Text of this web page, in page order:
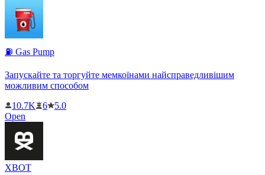
⛽️ Gas Pump
Запускайте та торгуйте мемкоїнами найсправедливішим
можливим способом
10.7K
6
5.0
Open
XBOT